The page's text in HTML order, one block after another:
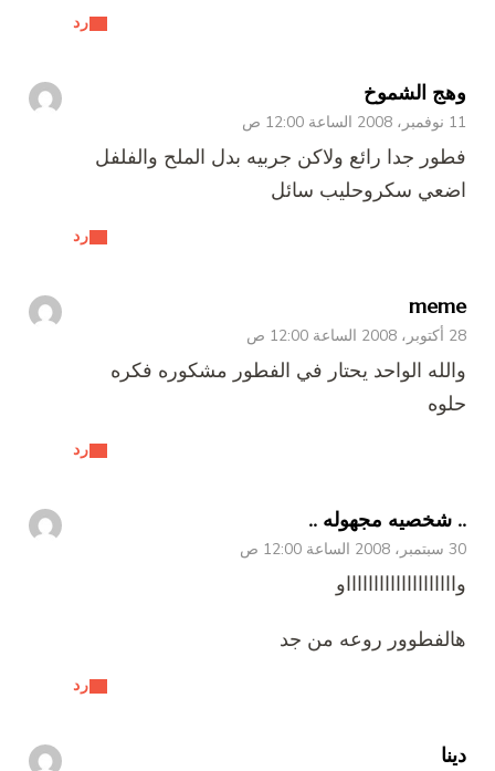
رد
وهج الشموخ
11 نوفمبر، 2008 الساعة 12:00 ص
رد
فطور جدا رائع ولاكن جربيه بدل الملح والفلفل
اضعي سكروحليب سائل
meme
28 أكتوبر، 2008 الساعة 12:00 ص
رد
والله الواحد يحتار في الفطور مشكوره فكره
حلوه
.. شخصيه مجهوله ..
30 سبتمبر، 2008 الساعة 12:00 ص
رد
وااااااااااااااااااااو
هالفطوور روعه من جد
دينا